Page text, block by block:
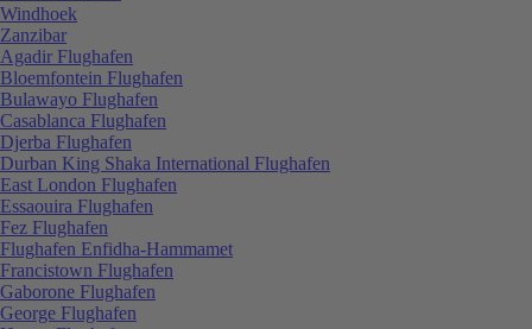
Windhoek
Zanzibar
Agadir Flughafen
Bloemfontein Flughafen
Bulawayo Flughafen
Casablanca Flughafen
Djerba Flughafen
Durban King Shaka International Flughafen
East London Flughafen
Essaouira Flughafen
Fez Flughafen
Flughafen Enfidha-Hammamet
Francistown Flughafen
Gaborone Flughafen
George Flughafen